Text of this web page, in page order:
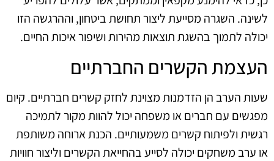
לשינה. השגרה מסייעת ליצור תחושת ביטחון, וההרגשה הזו
יכולה לתמוך בהשגת תוצאות מהירות ושיפור איכות החיים.
העצמת הקשרים החברתיים
שעות הערב הן הזדמנות מצוינת לחזק קשרים חברתיים. קיום
מפגשים עם חברים או משפחה יכול להוות מקור לתמיכה
רגשית ולפיתוח קשרים משמעותיים. הכנת ארוחה משותפת
או ערב משחקים יכולה לסייע בהחייאת הקשרים וליצור חוויות